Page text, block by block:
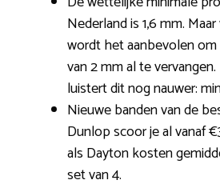
Nederland is 1,6 mm.
wordt het aanbevolen
van 2 mm al te
luistert dit nog nauwer:
Nieuwe banden van de
Dunlop scoor je al vanaf
als Dayton kosten
set van 4.